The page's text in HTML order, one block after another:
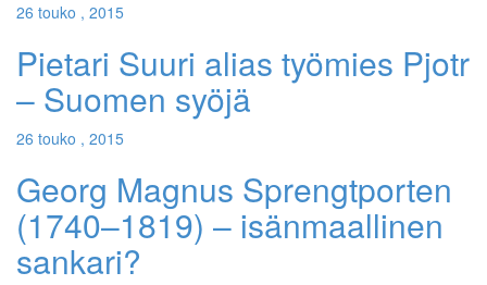
26 touko , 2015
Pietari Suuri alias työmies Pjotr
– Suomen syöjä
26 touko , 2015
Georg Magnus Sprengtporten
(1740–1819) – isänmaallinen
sankari?